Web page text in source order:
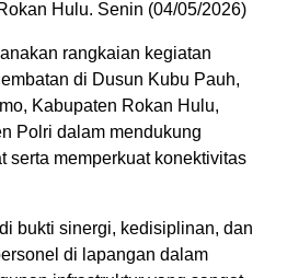
Hulu. Senin (04/05/2026)
rangkaian kegiatan
di Dusun Kubu Pauh,
Kabupaten Rokan Hulu,
Polri dalam mendukung
serta memperkuat konektivitas
bukti sinergi, kedisiplinan, dan
di lapangan dalam